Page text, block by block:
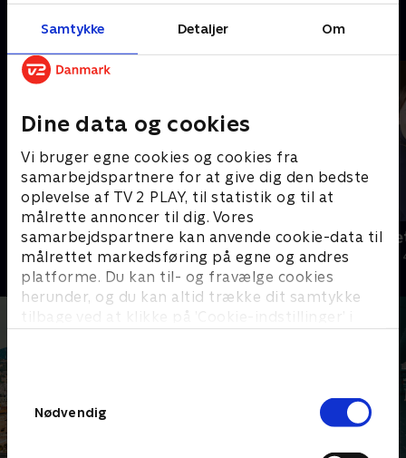
Samtykke Detaljer Om
Dine data og cookies
Vi bruger egne cookies og cookies fra
samarbejdspartnere for at give dig den bedste
oplevelse af TV 2 PLAY, til statistik og til at
målrette annoncer til dig. Vores
samarbejdspartnere kan anvende cookie-data til
målrettet markedsføring på egne og andres
platforme. Du kan til- og fravælge cookies
herunder, og du kan altid trække dit samtykke
tilbage ved at klikke på ’Cookie-indstillinger’ i
Nødvendig
Andre så også
Julelys for millioner
2022 • Livsstil • 46 min
Jul på
2020 • Livsstil •